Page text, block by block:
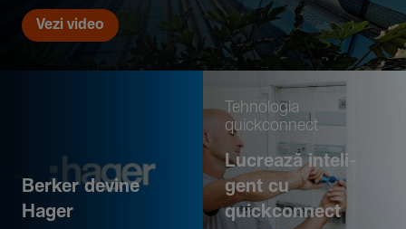
Vezi video
Berker devine
Hager
Tehno­logia
quickconnect
Lucrează inte­li­
gent cu
quickconnect